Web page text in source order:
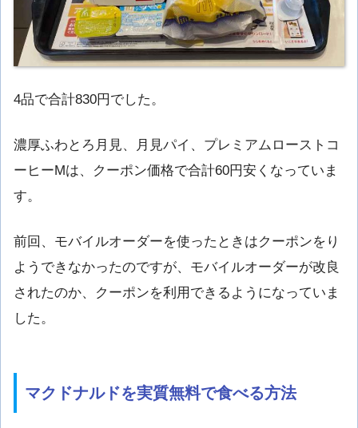
4品で合計830円でした。
濃厚ふわとろ月見、月見パイ、プレミアムローストコ
ーヒーMは、クーポン価格で合計60円安くなっていま
す。
前回、モバイルオーダーを使ったときはクーポンをり
ようできなかったのですが、モバイルオーダーが改良
されたのか、クーポンを利用できるようになっていま
した。
マクドナルドを実質無料で食べる方法